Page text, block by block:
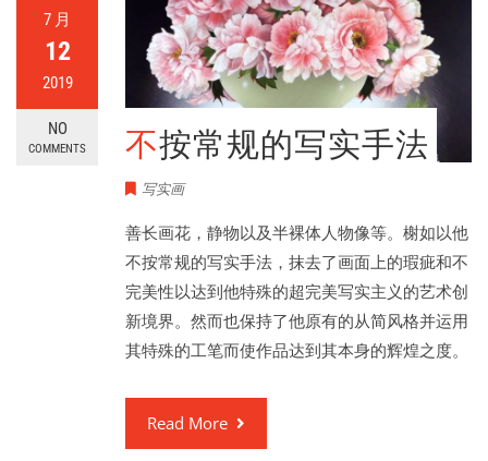
7 月
12
2019
NO
COMMENTS 不按常规的写实手法
写实画
善长画花，静物以及半裸体人物像等。榭如以他
不按常规的写实手法，抹去了画面上的瑕疵和不
完美性以达到他特殊的超完美写实主义的艺术创
新境界。然而也保持了他原有的从简风格并运用
其特殊的工笔而使作品达到其本身的辉煌之度。
Read More